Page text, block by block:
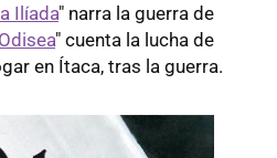
Ilíada" narra la guerra de
" cuenta la lucha de
en Ítaca, tras la guerra.